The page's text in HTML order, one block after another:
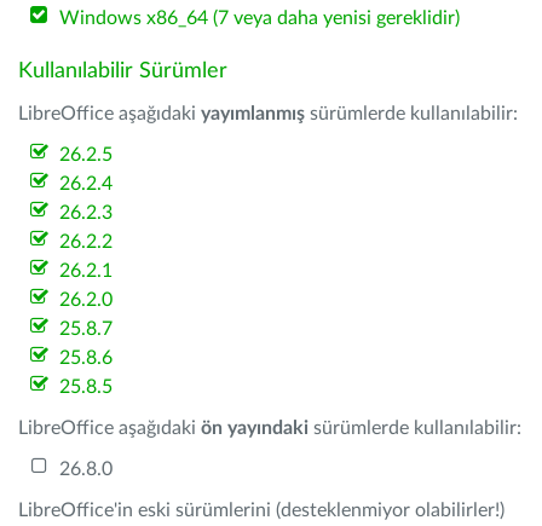
Windows x86_64 (7 veya daha yenisi gereklidir)
Kullanılabilir Sürümler
LibreOffice aşağıdaki yayımlanmış sürümlerde kullanılabilir:
26.2.5
26.2.4
26.2.3
26.2.2
26.2.1
26.2.0
25.8.7
25.8.6
25.8.5
LibreOffice aşağıdaki ön yayındaki sürümlerde kullanılabilir:
26.8.0
LibreOffice'in eski sürümlerini (desteklenmiyor olabilirler!)